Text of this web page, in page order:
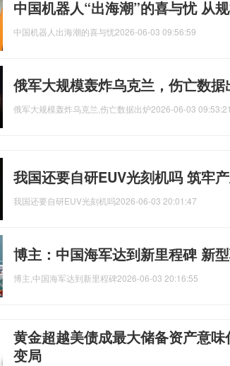
中国机器人“出海潮”的喜与忧 从
中国机器人出海潮的喜与忧2026-06-03 09:56:59
俄军大规模轰炸乌克兰，伤亡数
俄军大规模轰炸乌克兰,伤亡数据出炉2026-06-03 09:53:21
我国还要自研EUV光刻机吗 筑牢
我国还要自研EUV光刻机吗2026-06-03 20:01:47
博主：中国海军达到新里程碑 新
博主,中国海军达到新里程碑2026-06-03 20:16:55
黄金超越美债成最大储备资产意
变局